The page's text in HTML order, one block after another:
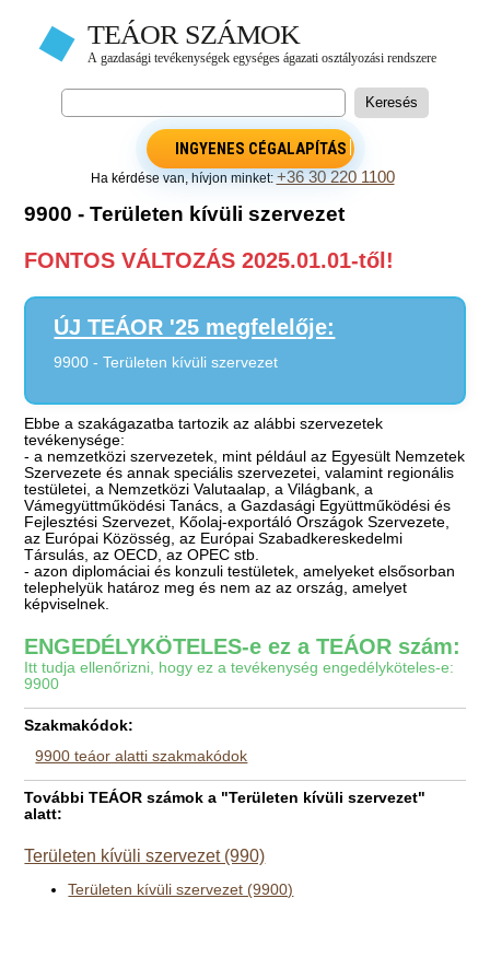
INGYENES CÉGALAPÍTÁS
Ha kérdése van, hívjon minket:+36 30 220 1100
9900 - Területen kívüli szervezet
FONTOS VÁLTOZÁS 2025.01.01-től!
ÚJ TEÁOR '25 megfelelője:
9900 - Területen kívüli szervezet
Ebbe a szakágazatba tartozik az alábbi szervezetek
tevékenysége:
- a nemzetközi szervezetek, mint például az Egyesült Nemzetek
Szervezete és annak speciális szervezetei, valamint regionális
testületei, a Nemzetközi Valutaalap, a Világbank, a
Vámegyüttműködési Tanács, a Gazdasági Együttműködési és
Fejlesztési Szervezet, Kőolaj-exportáló Országok Szervezete,
az Európai Közösség, az Európai Szabadkereskedelmi
Társulás, az OECD, az OPEC stb.
- azon diplomáciai és konzuli testületek, amelyeket elsősorban
telephelyük határoz meg és nem az az ország, amelyet
képviselnek.
ENGEDÉLYKÖTELES-e ez a TEÁOR szám:
Itt tudja ellenőrizni, hogy ez a tevékenység engedélyköteles-e:
9900
Szakmakódok:
9900 teáor alatti szakmakódok
További TEÁOR számok a "Területen kívüli szervezet"
alatt:
Területen kívüli szervezet (990)
Területen kívüli szervezet (9900)